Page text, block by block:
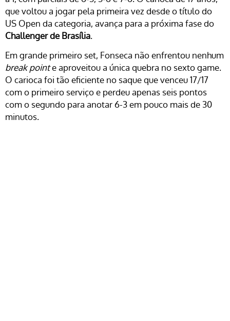
que voltou a jogar pela primeira vez desde o título do
US Open da categoria, avança para a próxima fase do
Challenger de Brasília.
Em grande primeiro set, Fonseca não enfrentou nenhum
break pointe aproveitou a única quebra no sexto game.
O carioca foi tão eficiente no saque que venceu 17/17
com o primeiro serviço e perdeu apenas seis pontos
com o segundo para anotar 6-3 em pouco mais de 30
minutos.